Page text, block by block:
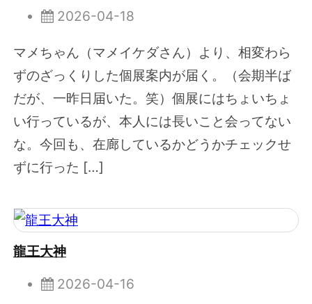
2026-04-18
マメちゃん（マメイケダさん）より、相変わら
ずのざっくりした個展案内が届く。（会期半ば
だが、一昨日届いた。笑）個展にはちょいちょ
い行っているが、本人には長いこと会ってない
な。今回も、在廊しているかどうかチェックせ
ずに行った […]
龍王大神
2026-04-16